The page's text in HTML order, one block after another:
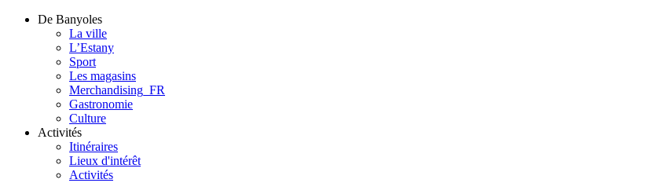
De Banyoles
La ville
L’Estany
Sport
Les magasins
Merchandising_FR
Gastronomie
Culture
Activités
Itinéraires
Lieux d'intérêt
Activités